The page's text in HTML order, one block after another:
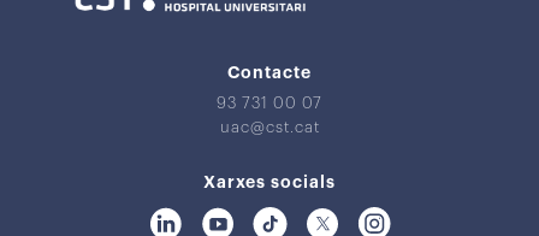
Contacte
93 731 00 07
uac@cst.cat
Xarxes socials